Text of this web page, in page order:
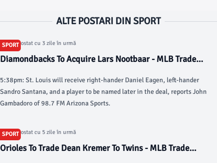
ALTE POSTARI DIN SPORT
SPORT
Articol postat cu 3 zile în urmă
Diamondbacks To Acquire Lars Nootbaar - MLB Trade
5:38pm: St. Louis will receive right-hander Daniel Eagen, left-hander
Sandro Santana, and a player to be named later in the deal, reports John
Gambadoro of 98.7 FM Arizona Sports.
SPORT
Articol postat cu 5 zile în urmă
Orioles To Trade Dean Kremer To Twins - MLB Trade